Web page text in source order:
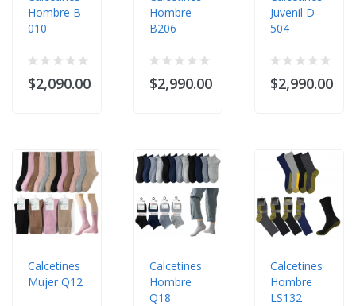
Hombre B-
010
$2,090.00
Calcetines
Mujer Q12
Hombre
B206
$2,990.00
Calcetines
Hombre
Q18
Juvenil D-
504
$2,990.00
Calcetines
Hombre
LS132